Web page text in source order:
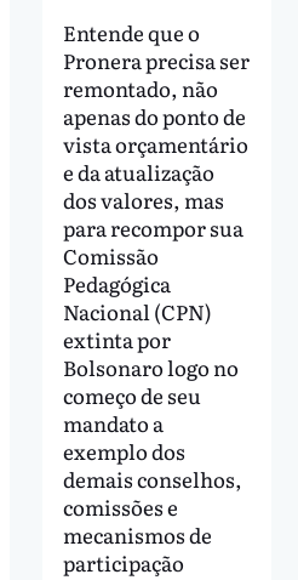
Entende que o
Pronera precisa ser
remontado, não
apenas do ponto de
vista orçamentário
e da atualização
dos valores, mas
para recompor sua
Comissão
Pedagógica
Nacional (CPN)
extinta por
Bolsonaro logo no
começo de seu
mandato a
exemplo dos
demais conselhos,
comissões e
mecanismos de
participação